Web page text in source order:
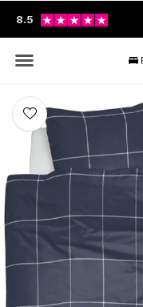
8.5